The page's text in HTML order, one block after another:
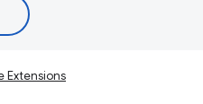
Extensions